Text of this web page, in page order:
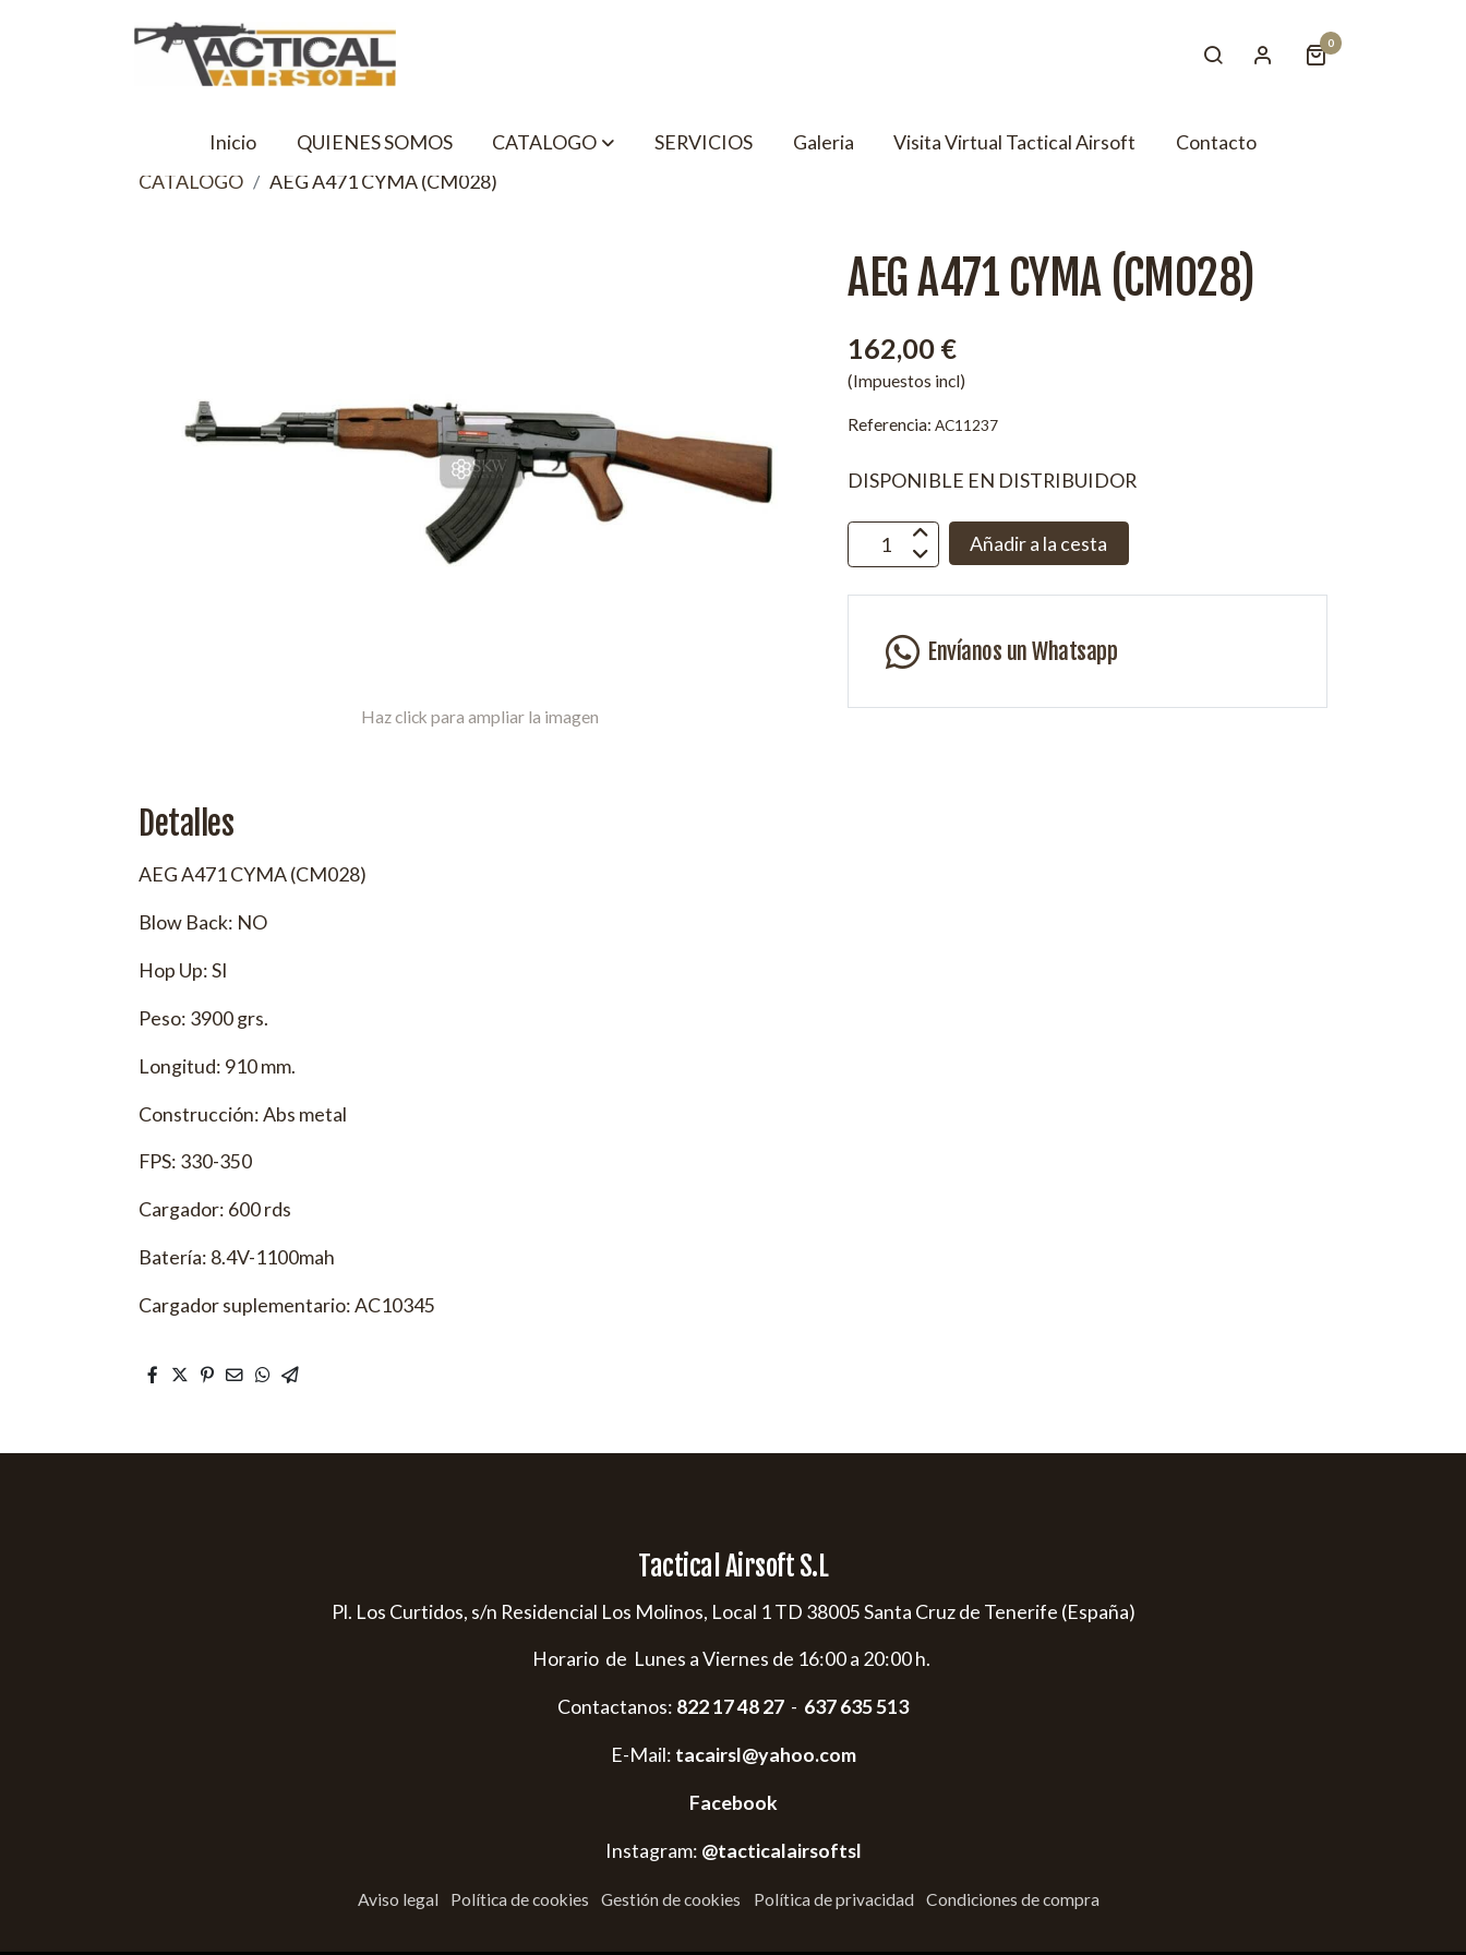
0
Inicio QUIENES SOMOS CATALOGO SERVICIOS Galeria Visita Virtual Tactical Airsoft
Contacto
CATALOGO
AEG A471 CYMA (CM028)
Haz click para ampliar la imagen
Detalles
AEG A471 CYMA (CM028)
Blow Back: NO
Hop Up: SI
Peso: 3900 grs.
Longitud: 910 mm.
Construcción: Abs metal
FPS: 330-350
Cargador: 600 rds
Batería: 8.4V-1100mah
Cargador suplementario: AC10345
AEG A471 CYMA (CM028)
162,00 €
(Impuestos incl)
Referencia:AC11237
DISPONIBLE EN DISTRIBUIDOR
Añadir a la cesta
Envíanos un Whatsapp
Tactical Airsoft S.L
Pl. Los Curtidos, s/n Residencial Los Molinos, Local 1 TD 38005 Santa Cruz de Tenerife (España)
Horario de Lunes a Viernes de 16:00 a 20:00 h.
Contactanos: 822 17 48 27 - 637 635 513
E-Mail: tacairsl@yahoo.com
Facebook
Instagram: @tacticalairsoftsl
Aviso legal Política de cookies Gestión de cookies Política de privacidad Condiciones de compra